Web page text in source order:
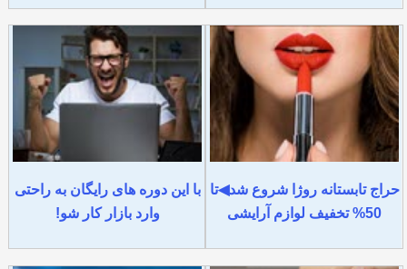
حراج تابستانه روژا شروع شد◀تا
50% تخفیف لوازم آرایشی
با این دوره های رایگان به راحتی
وارد بازار کار شو!